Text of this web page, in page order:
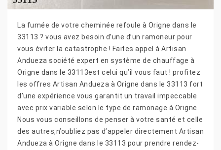
La fumée de votre cheminée refoule à Origne dans le
33113 ? vous avez besoin d’une d’un ramoneur pour
vous éviter la catastrophe ! Faites appel à Artisan
Andueza société expert en système de chauffage à
Origne dans le 33113est celui qu’il vous faut ! profitez
les offres Artisan Andueza à Origne dans le 33113 fort
d’une expérience vous garantit un travail impeccable
avec prix variable selon le type de ramonage à Origne.
Nous vous conseillons de penser à votre santé et celle
des autres,n’oubliez pas d’appeler directement Artisan
Andueza à Origne dans le 33113 pour prendre rendez-